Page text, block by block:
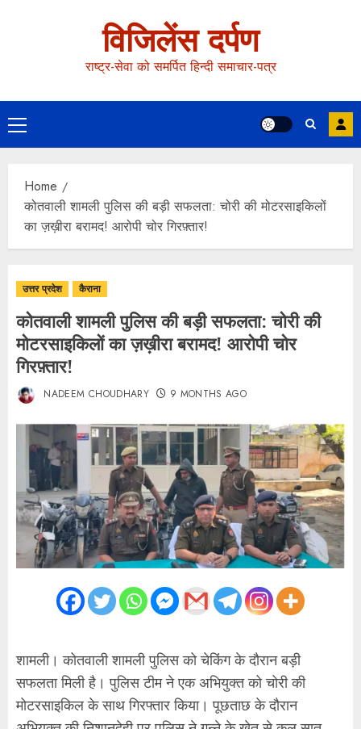
विजिलेंस दर्पण
राष्ट्र-सेवा को समर्पित हिन्दी समाचार-पत्र
Home
कोतवाली शामली पुलिस की बड़ी सफलता: चोरी की मोटरसाइकिलों
का ज़ख़ीरा बरामद! आरोपी चोर गिरफ़्तार!
उत्तर प्रदेश कैराना
कोतवाली शामली पुलिस की बड़ी सफलता: चोरी की
मोटरसाइकिलों का ज़ख़ीरा बरामद! आरोपी चोर
गिरफ़्तार!
NADEEM CHOUDHARY 9 MONTHS AGO
शामली। कोतवाली शामली पुलिस को चेकिंग के दौरान बड़ी
सफलता मिली है। पुलिस टीम ने एक अभियुक्त को चोरी की
मोटरसाइकिल के साथ गिरफ्तार किया। पूछताछ के दौरान